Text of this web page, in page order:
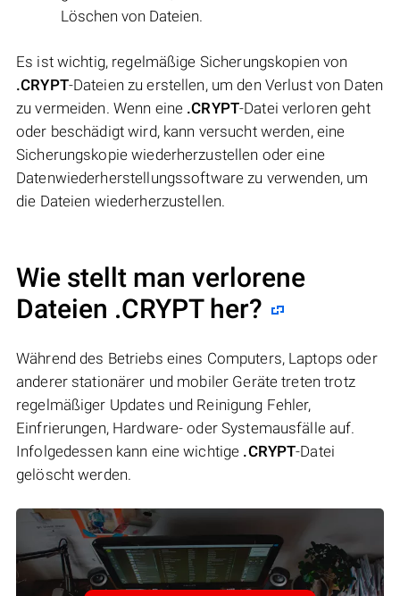
Löschen von Dateien.
Es ist wichtig, regelmäßige Sicherungskopien von
.CRYPT-Dateien zu erstellen, um den Verlust von Daten
zu vermeiden. Wenn eine .CRYPT-Datei verloren geht
oder beschädigt wird, kann versucht werden, eine
Sicherungskopie wiederherzustellen oder eine
Datenwiederherstellungssoftware zu verwenden, um
die Dateien wiederherzustellen.
Wie stellt man verlorene
Dateien .CRYPT her?
Während des Betriebs eines Computers, Laptops oder
anderer stationärer und mobiler Geräte treten trotz
regelmäßiger Updates und Reinigung Fehler,
Einfrierungen, Hardware- oder Systemausfälle auf.
Infolgedessen kann eine wichtige .CRYPT-Datei
gelöscht werden.